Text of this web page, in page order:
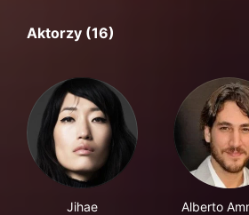
Aktorzy (16)
Jihae
Alberto